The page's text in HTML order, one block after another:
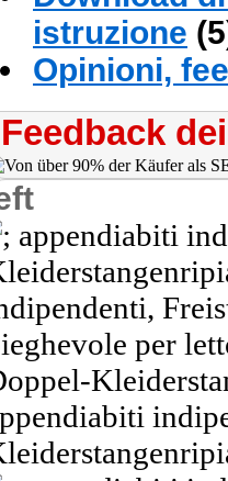
istruzione
Opinioni,
Feedback